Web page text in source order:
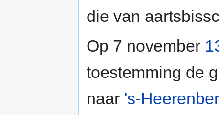
die van
Op 7 november
toestemming de
naar 's-